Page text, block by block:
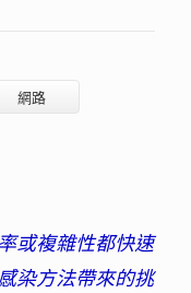
網路
或複雜性都快速
染方法帶來的挑